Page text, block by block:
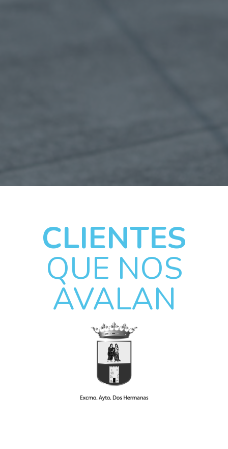
CLIENTES
QUE NOS
AVALAN